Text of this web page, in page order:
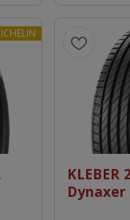
KLEBER
Dynaxer